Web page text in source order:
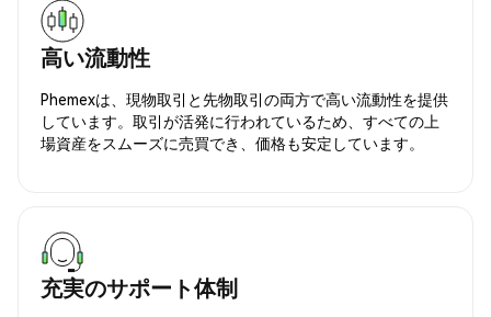
高い流動性
Phemexは、現物取引と先物取引の両方で高い流動性を提供
しています。取引が活発に行われているため、すべての上
場資産をスムーズに売買でき、価格も安定しています。
充実のサポート体制